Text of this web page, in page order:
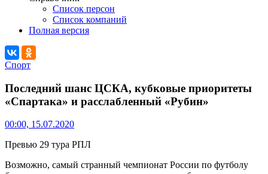
Список персон
Список компаний
Полная версия
Спорт
Последний шанс ЦСКА, кубковые приоритеты
«Спартака» и расслабленный «Рубин»
00:00, 15.07.2020
Превью 29 тура РПЛ
Возможно, самый странный чемпионат России по футболу